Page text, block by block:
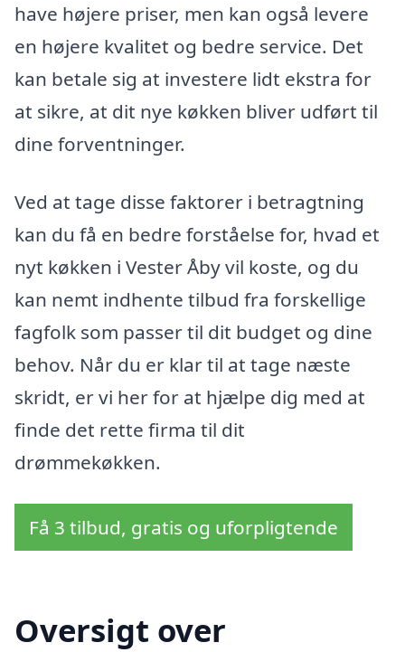
have højere priser, men kan også levere
en højere kvalitet og bedre service. Det
kan betale sig at investere lidt ekstra for
at sikre, at dit nye køkken bliver udført til
dine forventninger.
Ved at tage disse faktorer i betragtning
kan du få en bedre forståelse for, hvad et
nyt køkken i Vester Åby vil koste, og du
kan nemt indhente tilbud fra forskellige
fagfolk som passer til dit budget og dine
behov. Når du er klar til at tage næste
skridt, er vi her for at hjælpe dig med at
finde det rette firma til dit
drømmekøkken.
Få 3 tilbud, gratis og uforpligtende
Oversigt over